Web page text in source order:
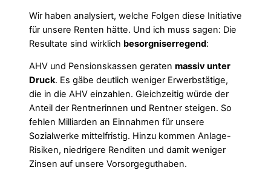
Wir haben analysiert, welche Folgen diese Initiative
für unsere Renten hätte. Und ich muss sagen: Die
Resultate sind wirklich besorgniserregend:
AHV und Pensionskassen geraten massiv unter
Druck. Es gäbe deutlich weniger Erwerbstätige,
die in die AHV einzahlen. Gleichzeitig würde der
Anteil der Rentnerinnen und Rentner steigen. So
fehlen Milliarden an Einnahmen für unsere
Sozialwerke mittelfristig. Hinzu kommen Anlage-
Risiken, niedrigere Renditen und damit weniger
Zinsen auf unsere Vorsorgeguthaben.